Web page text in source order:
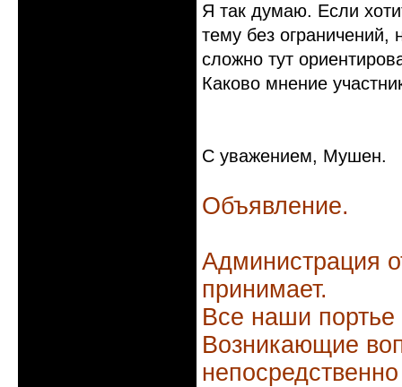
Я так думаю. Если
тему без
сложно тут
Каково мнение
С уважением, Мушен.
Объявление.
Администрация
принимает.
Все наши
Возникающие